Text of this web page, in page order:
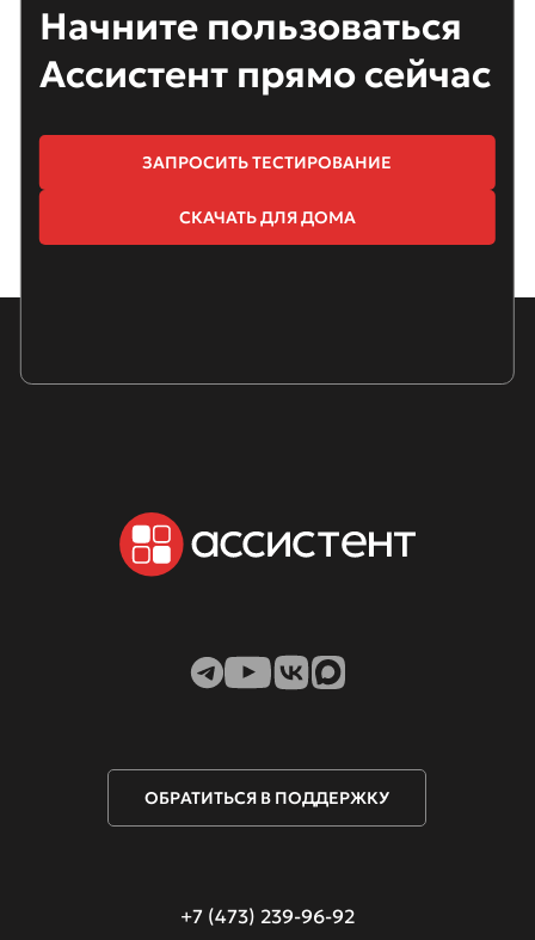
Начните пользоваться
Ассистент прямо сейчас
ЗАПРОСИТЬ ТЕСТИРОВАНИЕ
СКАЧАТЬ ДЛЯ ДОМА
ОБРАТИТЬСЯ В ПОДДЕРЖКУ
+7 (473) 239-96-92